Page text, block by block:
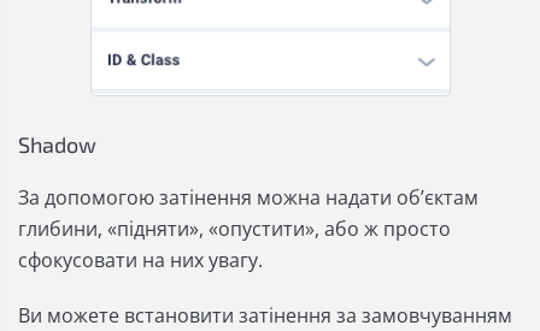
Shadow
За допомогою затінення можна надати об’єктам
глибини, «підняти», «опустити», або ж просто
сфокусовати на них увагу.
Ви можете встановити затінення за замовчуванням